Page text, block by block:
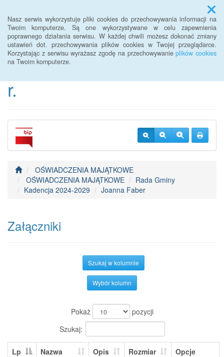
Nasz serwis wykorzystuje pliki cookies do przechowywania informacji na
Twoim komputerze. Są one wykorzystywane w celu zapewnienia
poprawnego działania serwisu. W każdej chwili możesz dokonać zmiany
ustawień dot. przechowywania plików cookies w Twojej przeglądarce.
Korzystając z serwisu wyrażasz zgodę na przechowywanieplików cookies
na Twoim komputerze.
Menu
BIP Urzędu Gminy
Janowice Wielkie od 2022
r.
OŚWIADCZENIA MAJĄTKOWE
OŚWIADCZENIA MAJĄTKOWE
Rada Gminy
Kadencja 2024-2029
Joanna Faber
Załączniki
Szukaj w kolumnie
Wybór kolumn
Pokaż
pozycji
Szukaj:
Lp Nazwa Opis Rozmiar
Opcje